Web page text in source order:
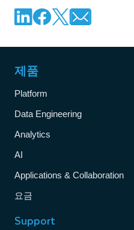
제품
Platform
Data Engineering
Analytics
AI
Applications & Collaboration
요금
Support